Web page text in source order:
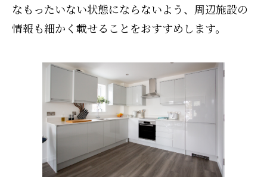
なもったいない状態にならないよう、周辺施設の
情報も細かく載せることをおすすめします。